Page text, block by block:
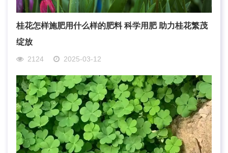
桂花怎样施肥用什么样的肥料 科学用肥 助力桂花繁茂
绽放
2124 2025-03-12